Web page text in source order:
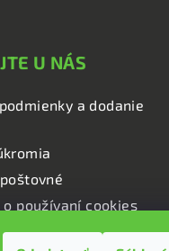
U NÁS
a dodanie
používaní cookies